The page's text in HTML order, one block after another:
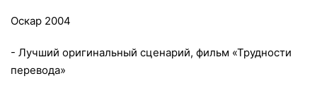
Оскар 2004
- Лучший оригинальный сценарий, фильм «Трудности
перевода»